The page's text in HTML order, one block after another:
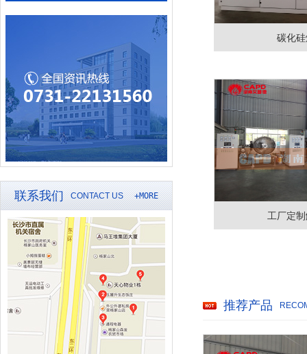
联系我们 CONTACT US +MORE
碳化
工厂定
推荐产品